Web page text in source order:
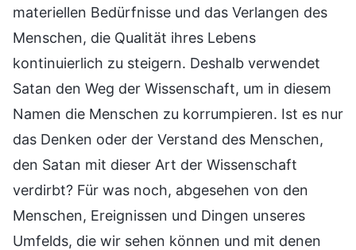
materiellen Bedürfnisse und das Verlangen des
Menschen, die Qualität ihres Lebens
kontinuierlich zu steigern. Deshalb verwendet
Satan den Weg der Wissenschaft, um in diesem
Namen die Menschen zu korrumpieren. Ist es nur
das Denken oder der Verstand des Menschen,
den Satan mit dieser Art der Wissenschaft
verdirbt? Für was noch, abgesehen von den
Menschen, Ereignissen und Dingen unseres
Umfelds, die wir sehen können und mit denen